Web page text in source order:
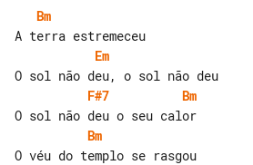
Bm
Em
F#7
Bm
Bm